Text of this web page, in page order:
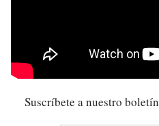
Suscríbete a nuestro boletín